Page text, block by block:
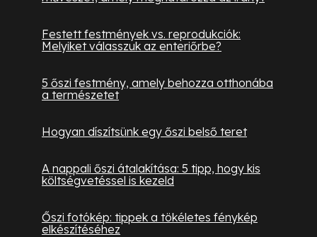
Festett festmények vs. reprodukciók:
Melyiket válasszuk az enteriőrbe?
5 őszi festmény, amely behozza otthonába
a természetet
Hogyan díszítsünk egy őszi belső teret
A nappali őszi átalakítása: 5 tipp, hogy kis
költségvetéssel is kezeld
Őszi fotókép: tippek a tökéletes fénykép
elkészítéséhez